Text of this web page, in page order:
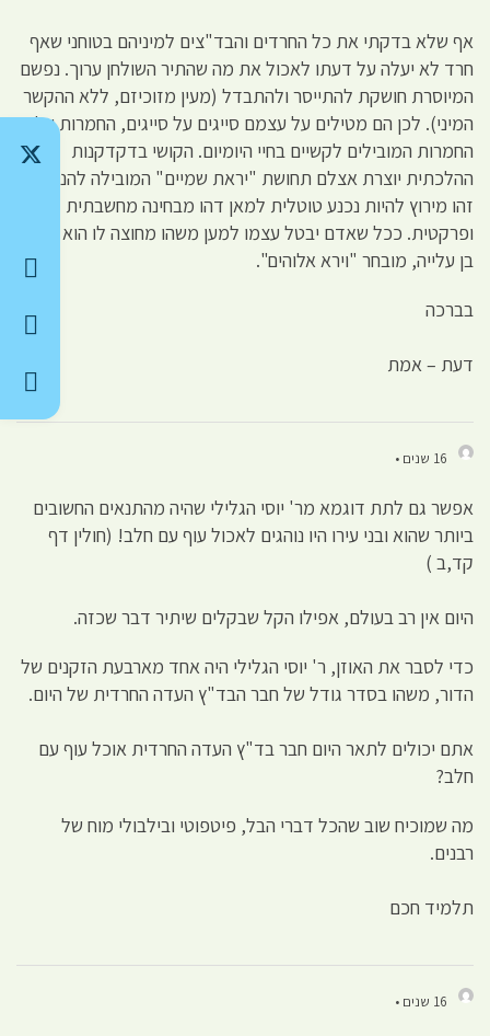
אף שלא בדקתי את כל החרדים והבד"צים למיניהם בטוחני שאף
חרד לא יעלה על דעתו לאכול את מה שהתיר השולחן ערוך. נפשם
המיוסרת חושקת להתייסר ולהתבדל (מעין מזוכיזם, ללא ההקשר
המיני). לכן הם מטילים על עצמם סייגים על סייגים, החמרות על
החמרות המובילים לקשיים בחיי היומיום. הקושי בדקדקנות
ההלכתית יוצרת אצלם תחושת "יראת שמיים" המובילה להנאה.
זהו מירוץ להיות נכנע טוטלית למאן דהו מבחינה מחשבתית
ופרקטית. ככל שאדם יבטל עצמו למען משהו מחוצה לו הוא ירגיש
בן עלייה, מובחר "וירא אלוהים".
בברכה
דעת – אמת
16 שנים •
אפשר גם לתת דוגמא מר' יוסי הגלילי שהיה מהתנאים החשובים
ביותר שהוא ובני עירו היו נוהגים לאכול עוף עם חלב! (חולין דף
קד,ב )
היום אין רב בעולם, אפילו הקל שבקלים שיתיר דבר שכזה.
כדי לסבר את האוזן, ר' יוסי הגלילי היה אחד מארבעת הזקנים של
הדור, משהו בסדר גודל של חבר הבד"ץ העדה החרדית של היום.
אתם יכולים לתאר היום חבר בד"ץ העדה החרדית אוכל עוף עם
חלב?
מה שמוכיח שוב שהכל דברי הבל, פיטפוטי ובילבולי מוח של
רבנים.
תלמיד חכם
16 שנים •